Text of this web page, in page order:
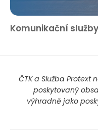
Komunikační
ČTK a Služba Protext
poskytovaný
výhradně jako